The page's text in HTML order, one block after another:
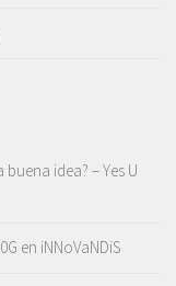
idea? – Yes U
en iNNoVaNDiS